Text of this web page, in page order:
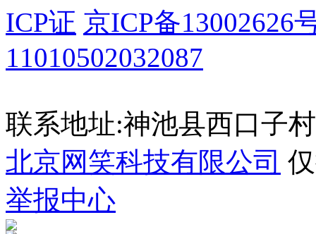
ICP证 京ICP备13002626
11010502032087
联系地址:神池县西口子村
北京网笑科技有限公司
举报中心